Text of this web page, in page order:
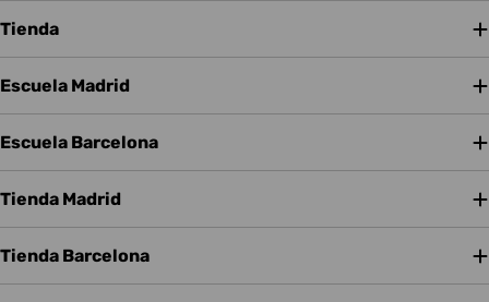
Tienda
Escuela Madrid
Escuela Barcelona
Tienda Madrid
Tienda Barcelona